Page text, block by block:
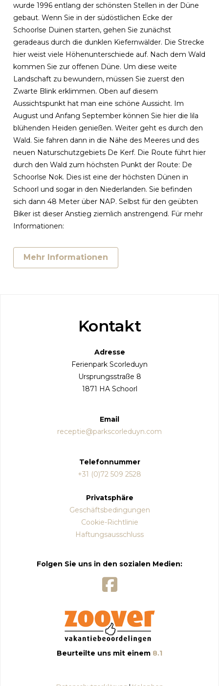
wurde 1996 entlang der schönsten Stellen in der Düne
gebaut. Wenn Sie in der südöstlichen Ecke der
Schoorlse Duinen starten, gehen Sie zunächst
geradeaus durch die dunklen Kiefernwälder. Die Strecke
hier weist viele Höhenunterschiede auf. Nach dem Wald
kommen Sie zur offenen Düne. Um diese weite
Landschaft zu bewundern, müssen Sie zuerst den
Zwarte Blink erklimmen. Oben auf diesem
Aussichtspunkt hat man eine schöne Aussicht. Im
August und Anfang September können Sie hier die lila
blühenden Heiden genießen. Weiter geht es durch den
Wald. Sie fahren dann in die Nähe des Meeres und des
neuen Naturschutzgebiets De Kerf. Die Route führt hier
durch den Wald zum höchsten Punkt der Route: De
Schoorlse Nok. Dies ist eine der höchsten Dünen in
Schoorl und sogar in den Niederlanden. Sie befinden
sich dann 48 Meter über NAP. Selbst für den geübten
Biker ist dieser Anstieg ziemlich anstrengend. Für mehr
Informationen:
Mehr Informationen
Kontakt
Adresse
Ferienpark Scorleduyn
Ursprungsstraße 8
1871 HA Schoorl
Email
receptie@parkscorleduyn.com
Telefonnummer
+31 (0)72 509 2528
Privatsphäre
Geschäftsbedingungen
Cookie-Richtlinie
Haftungsausschluss
Folgen Sie uns in den sozialen Medien:
Beurteilte uns mit einem 8.1